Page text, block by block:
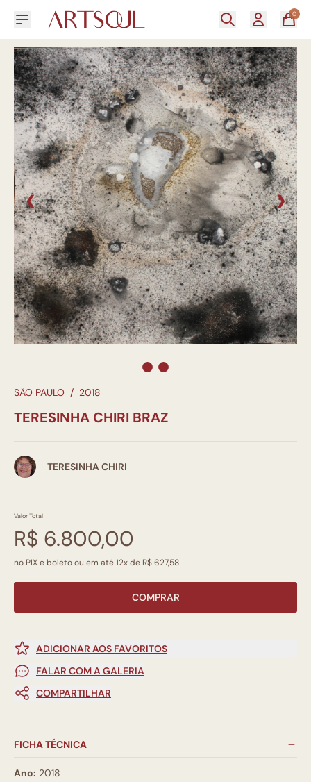
0
❮ ❯
SÃO PAULO / 2018
TERESINHA CHIRI BRAZ
TERESINHA CHIRI
Valor Total
R$ 6.800,00
no PIX e boleto ou em até 12x de R$ 627,58
COMPRAR
ADICIONAR AOS FAVORITOS
FALAR COM A GALERIA
COMPARTILHAR
FICHA TÉCNICA
Ano: 2018